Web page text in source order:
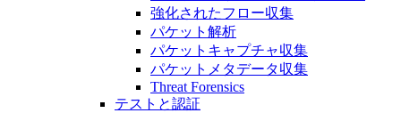
強化されたフロー収集
パケット解析
パケットキャプチャ収集
パケットメタデータ収集
Threat Forensics
テストと認証